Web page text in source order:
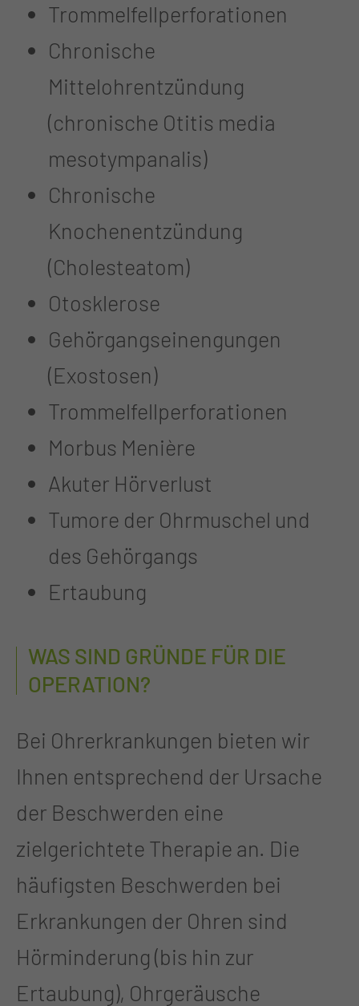
Trommelfellperforationen
Chronische
Mittelohrentzündung
(chronische Otitis media
mesotympanalis)
Chronische
Knochenentzündung
(Cholesteatom)
Otosklerose
Gehörgangseinengungen
(Exostosen)
Trommelfellperforationen
Morbus Menière
Akuter Hörverlust
Tumore der Ohrmuschel und
des Gehörgangs
Ertaubung
WAS SIND GRÜNDE FÜR DIE
OPERATION?
Bei Ohrerkrankungen bieten wir
Ihnen entsprechend der Ursache
der Beschwerden eine
zielgerichtete Therapie an. Die
häufigsten Beschwerden bei
Erkrankungen der Ohren sind
Hörminderung (bis hin zur
Ertaubung), Ohrgeräusche